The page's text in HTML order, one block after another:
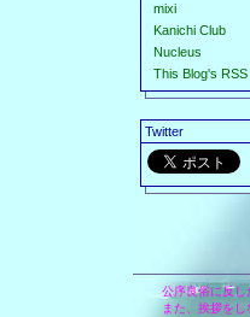
mixi
Kanichi Club
Nucleus
This Blog's RSS
Twitter
公序良俗に反し
また、挨拶を